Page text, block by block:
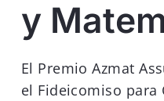
y
El Premio Azmat
el Fideicomiso para